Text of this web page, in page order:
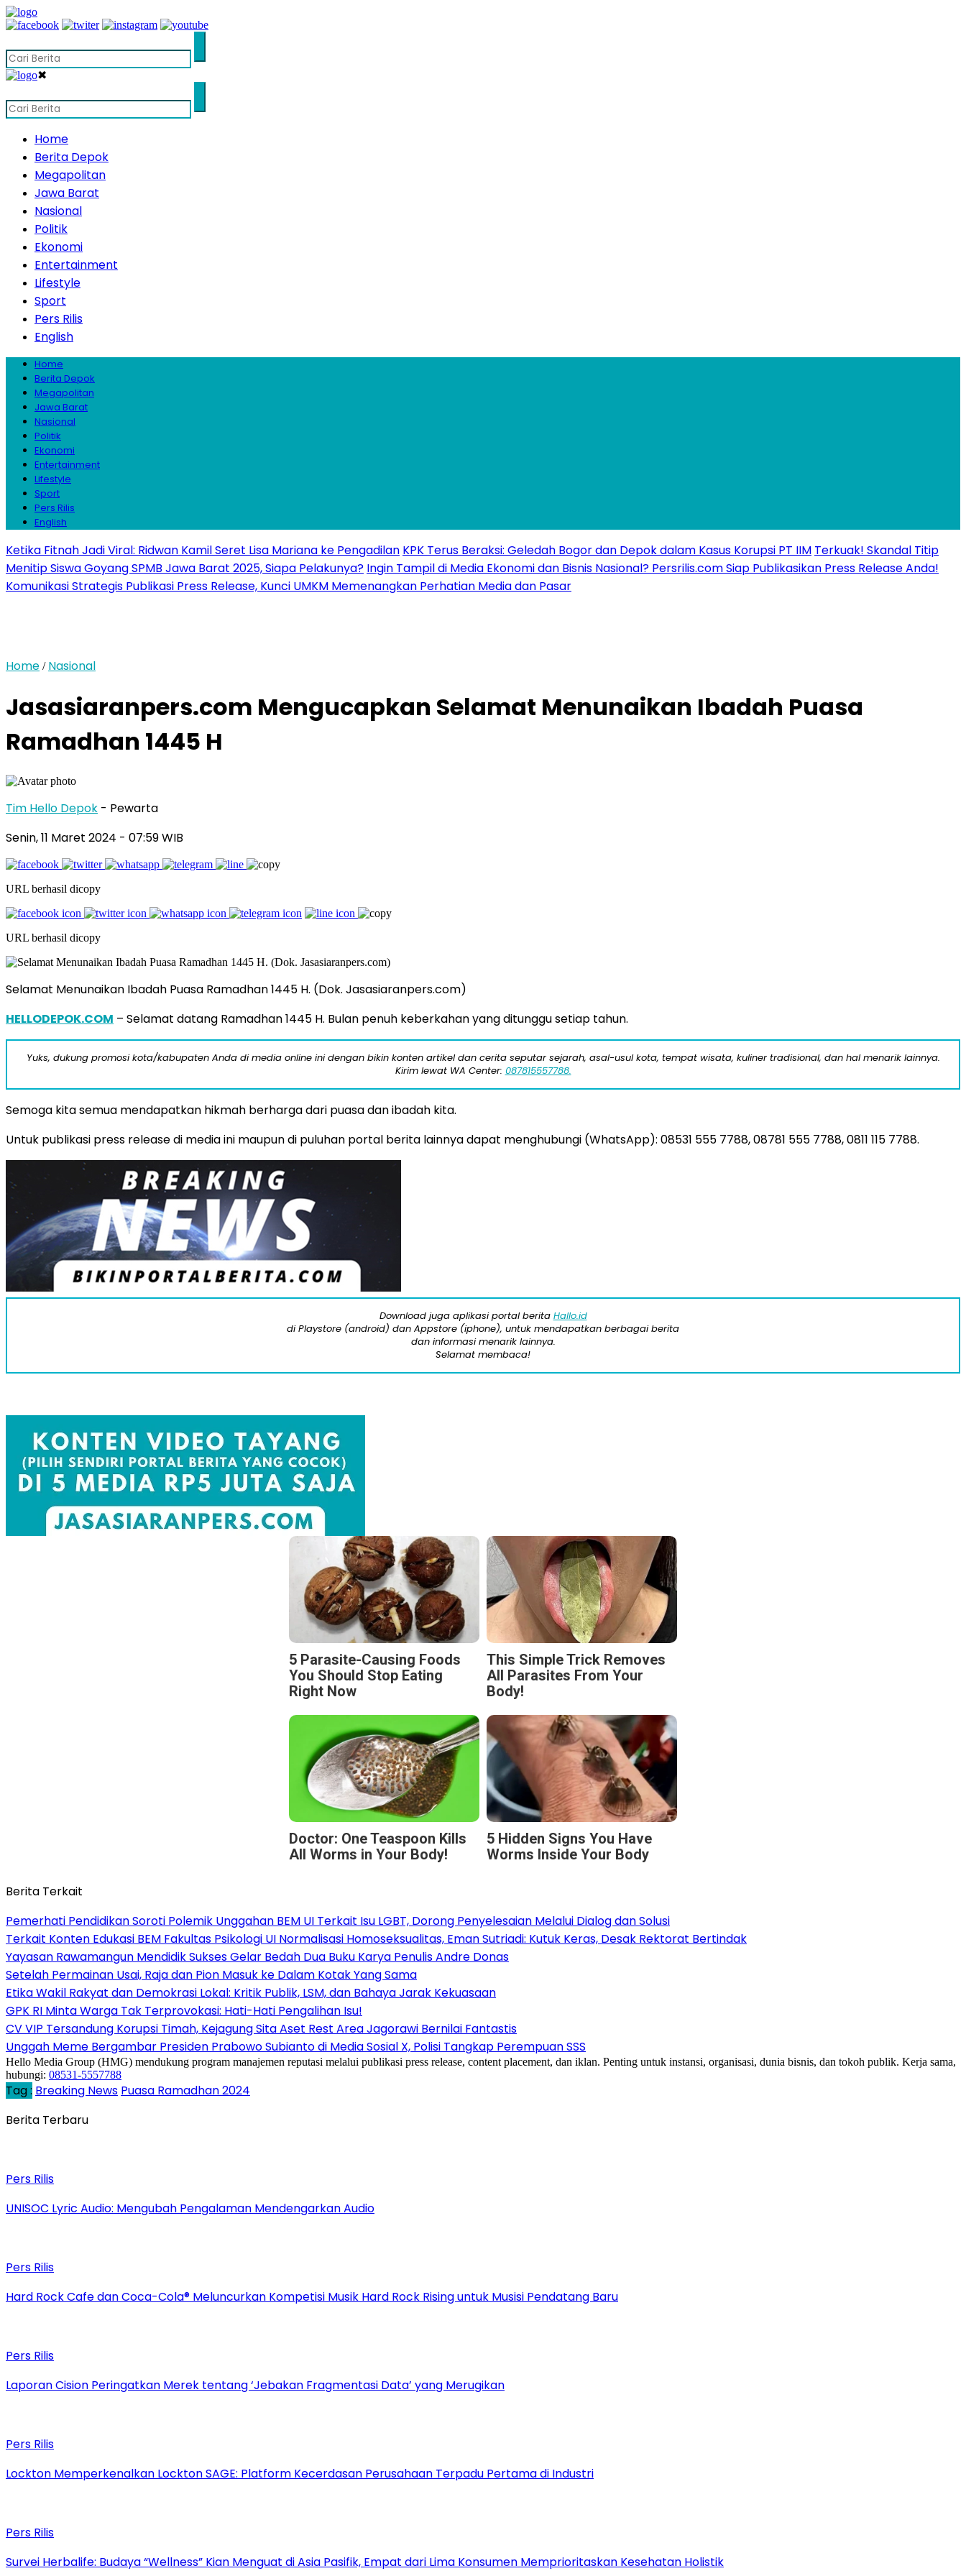
✖
Home
Berita Depok
Megapolitan
Jawa Barat
Nasional
Politik
Ekonomi
Entertainment
Lifestyle
Sport
Pers Rilis
English
Home
Berita Depok
Megapolitan
Jawa Barat
Nasional
Politik
Ekonomi
Entertainment
Lifestyle
Sport
Pers Rilis
English
Ketika Fitnah Jadi Viral: Ridwan Kamil Seret Lisa Mariana ke Pengadilan KPK Terus Beraksi: Geledah Bogor dan Depok dalam Kasus Korupsi PT IIM Terkuak! Skandal Titip
Menitip Siswa Goyang SPMB Jawa Barat 2025, Siapa Pelakunya? Ingin Tampil di Media Ekonomi dan Bisnis Nasional? Persrilis.com Siap Publikasikan Press Release Anda!
Komunikasi Strategis Publikasi Press Release, Kunci UMKM Memenangkan Perhatian Media dan Pasar
Home / Nasional
Jasasiaranpers.com Mengucapkan Selamat Menunaikan Ibadah Puasa
Ramadhan 1445 H
Tim Hello Depok - Pewarta
Senin, 11 Maret 2024 - 07:59 WIB
URL berhasil dicopy
URL berhasil dicopy
Selamat Menunaikan Ibadah Puasa Ramadhan 1445 H. (Dok. Jasasiaranpers.com)
HELLODEPOK.COM – Selamat datang Ramadhan 1445 H. Bulan penuh keberkahan yang ditunggu setiap tahun.
Yuks, dukung promosi kota/kabupaten Anda di media online ini dengan bikin konten artikel dan cerita seputar sejarah, asal-usul kota, tempat wisata, kuliner tradisional, dan hal menarik lainnya.
Kirim lewat WA Center: 087815557788.
Semoga kita semua mendapatkan hikmah berharga dari puasa dan ibadah kita.
Untuk publikasi press release di media ini maupun di puluhan portal berita lainnya dapat menghubungi (WhatsApp): 08531 555 7788, 08781 555 7788, 0811 115 7788.
Download juga aplikasi portal berita Hallo.id
di Playstore (android) dan Appstore (iphone), untuk mendapatkan berbagai berita
dan informasi menarik lainnya.
Selamat membaca!
5 Parasite-Causing Foods
You Should Stop Eating
Right Now
This Simple Trick Removes
All Parasites From Your
Body!
Doctor: One Teaspoon Kills
All Worms in Your Body!
5 Hidden Signs You Have
Worms Inside Your Body
Berita Terkait
Pemerhati Pendidikan Soroti Polemik Unggahan BEM UI Terkait Isu LGBT, Dorong Penyelesaian Melalui Dialog dan Solusi
Terkait Konten Edukasi BEM Fakultas Psikologi UI Normalisasi Homoseksualitas, Eman Sutriadi: Kutuk Keras, Desak Rektorat Bertindak
Yayasan Rawamangun Mendidik Sukses Gelar Bedah Dua Buku Karya Penulis Andre Donas
Setelah Permainan Usai, Raja dan Pion Masuk ke Dalam Kotak Yang Sama
Etika Wakil Rakyat dan Demokrasi Lokal: Kritik Publik, LSM, dan Bahaya Jarak Kekuasaan
GPK RI Minta Warga Tak Terprovokasi: Hati-Hati Pengalihan Isu!
CV VIP Tersandung Korupsi Timah, Kejagung Sita Aset Rest Area Jagorawi Bernilai Fantastis
Unggah Meme Bergambar Presiden Prabowo Subianto di Media Sosial X, Polisi Tangkap Perempuan SSS
Hello Media Group (HMG) mendukung program manajemen reputasi melalui publikasi press release, content placement, dan iklan. Penting untuk instansi, organisasi, dunia bisnis, dan tokoh publik. Kerja sama,
hubungi: 08531-5557788
Tag : Breaking News Puasa Ramadhan 2024
Berita Terbaru
Pers Rilis
UNISOC Lyric Audio: Mengubah Pengalaman Mendengarkan Audio
Pers Rilis
Hard Rock Cafe dan Coca-Cola® Meluncurkan Kompetisi Musik Hard Rock Rising untuk Musisi Pendatang Baru
Pers Rilis
Laporan Cision Peringatkan Merek tentang ‘Jebakan Fragmentasi Data’ yang Merugikan
Pers Rilis
Lockton Memperkenalkan Lockton SAGE: Platform Kecerdasan Perusahaan Terpadu Pertama di Industri
Pers Rilis
Survei Herbalife: Budaya “Wellness” Kian Menguat di Asia Pasifik, Empat dari Lima Konsumen Memprioritaskan Kesehatan Holistik